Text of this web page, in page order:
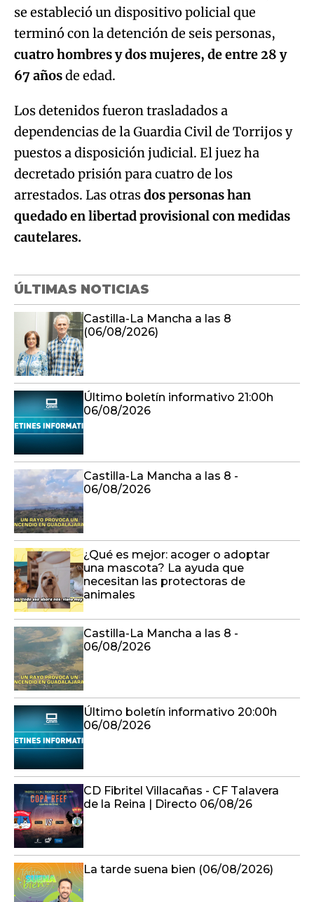
se estableció un dispositivo policial que
terminó con la detención de seis personas,
cuatro hombres y dos mujeres, de entre 28 y
67 añosde edad.
Los detenidos fueron trasladados a
dependencias de la Guardia Civil de Torrijos y
puestos a disposición judicial. El juez ha
decretado prisión para cuatro de los
arrestados. Las otrasdos personas han
quedado en libertad provisional con medidas
cautelares.
ÚLTIMAS NOTICIAS
Castilla-La Mancha a las 8
(06/08/2026)
Último boletín informativo 21:00h
06/08/2026
Castilla-La Mancha a las 8 -
06/08/2026
¿Qué es mejor: acoger o adoptar
una mascota? La ayuda que
necesitan las protectoras de
animales
Castilla-La Mancha a las 8 -
06/08/2026
Último boletín informativo 20:00h
06/08/2026
CD Fibritel Villacañas - CF Talavera
de la Reina | Directo 06/08/26
La tarde suena bien (06/08/2026)